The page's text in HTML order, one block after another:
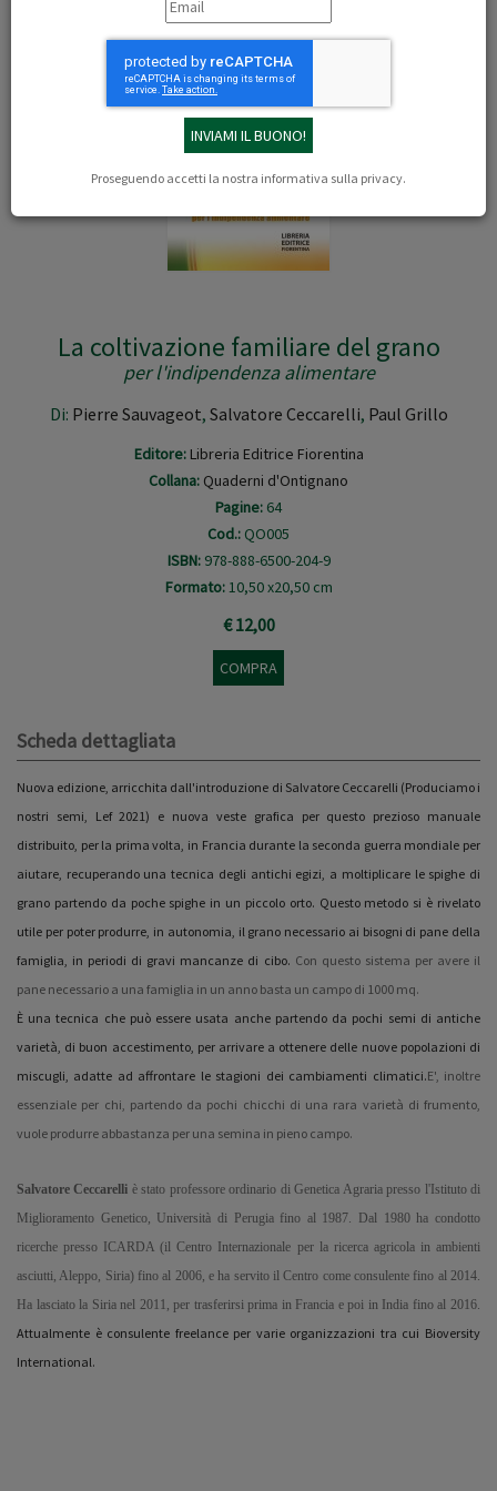
Proseguendo accetti la nostra informativa sulla privacy.
La coltivazione familiare del grano
per l'indipendenza alimentare
Di: Pierre Sauvageot, Salvatore Ceccarelli, Paul Grillo
Editore: Libreria Editrice Fiorentina
Collana: Quaderni d'Ontignano
Pagine: 64
Cod.: QO005
ISBN: 978-888-6500-204-9
Formato:10,50 x20,50 cm
€ 12,00
COMPRA
Scheda dettagliata
Nuova edizione, arricchita dall'introduzione di Salvatore Ceccarelli (Produciamo i
nostri semi, Lef 2021) e nuova veste grafica per questo prezioso manuale
distribuito, per la prima volta, in Francia durante la seconda guerra mondiale per
aiutare, recuperando una tecnica degli antichi egizi, a moltiplicare le spighe di
grano partendo da poche spighe in un piccolo orto. Questo metodo si è rivelato
utile per poter produrre, in autonomia, il grano necessario ai bisogni di pane della
famiglia, in periodi di gravi mancanze di cibo. Con questo sistema per avere il
pane necessario a una famiglia in un anno basta un campo di 1000 mq.
È una tecnica che può essere usata anche partendo da pochi semi di antiche
varietà, di buon accestimento, per arrivare a ottenere delle nuove popolazioni di
miscugli, adatte ad affrontare le stagioni dei cambiamenti climatici.E', inoltre
essenziale per chi, partendo da pochi chicchi di una rara varietà di frumento,
vuole produrre abbastanza per una semina in pieno campo.
Salvatore Ceccarelli è stato professore ordinario di Genetica Agraria presso l'Istituto di
Miglioramento Genetico, Università di Perugia fino al 1987. Dal 1980 ha condotto
ricerche presso ICARDA (il Centro Internazionale per la ricerca agricola in ambienti
asciutti, Aleppo, Siria) fino al 2006, e ha servito il Centro come consulente fino al 2014.
Ha lasciato la Siria nel 2011, per trasferirsi prima in Francia e poi in India fino al 2016.
Attualmente è consulente freelance per varie organizzazioni tra cui Bioversity
International.